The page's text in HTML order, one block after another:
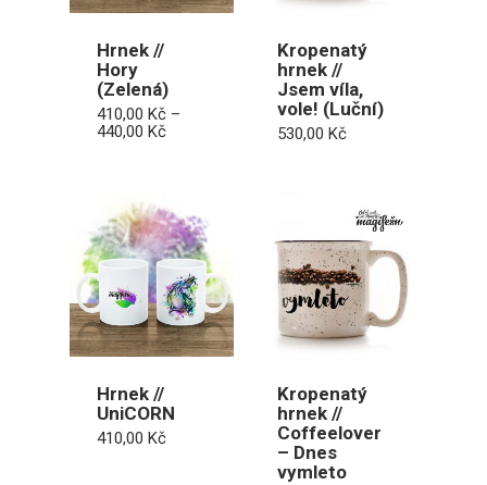
Hrnek //
Hory
(Zelená)
410,00 Kč –
440,00 KčRozpětí
Kropenatý
hrnek //
Jsem víla,
vole! (Luční)
530,00Kč
Hrnek //
UniCORN
410,00 Kč
Kropenatý
hrnek //
Coffeelover
– Dnes
vymleto